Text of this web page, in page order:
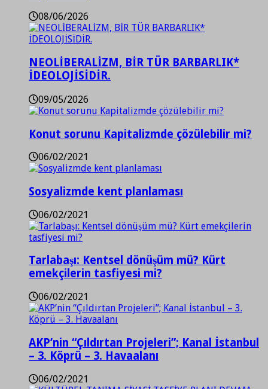
08/06/2026
NEOLİBERALİZM, BİR TÜR BARBARLIK*
İDEOLOJİSİDİR.
09/05/2026
Konut sorunu Kapitalizmde çözülebilir mi?
06/02/2021
Sosyalizmde kent planlaması
06/02/2021
Tarlabaşı: Kentsel dönüşüm mü? Kürt
emekçilerin tasfiyesi mi?
06/02/2021
AKP’nin “Çıldırtan Projeleri”; Kanal İstanbul
– 3. Köprü – 3. Havaalanı
06/02/2021